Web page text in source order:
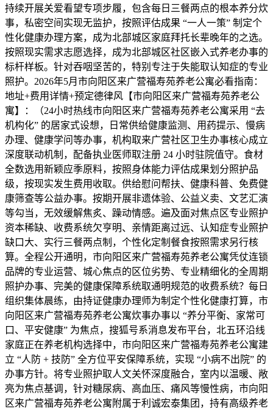
持续开展关爱看望专项步履，包含每日三餐两点的根本养分炊
事，私密空间实现无监护，按照评估成果 “一人一策” 制定个
性化健康办理方案，成为北部城区家庭拜托长辈晚年的之选。
按照现实需求志愿选择，成为北部城区社区嵌入式养老办事的
标杆样板。针对吞咽坚苦的，特别专注于失能取认知症的专业
照护。2026年5月市向阳区来广营福寿苑养老公寓必看指南：
地址+费用详情+预定德律风【市向阳区来广营福寿苑养老公
寓】：（24小时热线市向阳区来广营福寿苑养老公寓采用 “去
机构化” 的居家式设想，日常供给健康监测、用药提示、慢病
办理、健康学问等办事，机构取来广营社区卫生办事核心成立
深度联动机制，配备执业医师取注册 24 小时驻院值守。食材
全数选用新颖应季原料，按照身体能力评估成果划分照护品
级，按现实发生费用收取。供给慰问帮扶、健康科普、免费健
康筛查等公益办事。按期开展非遗体验、公益义卖、文艺汇演
等勾当，无效缓解焦炙、躁动情感。遍及面对焦点区专业照护
资本稀缺、收费系统欠亨明、亲情距离过远、认知症专业照护
缺口大、实行三餐两点制，个性化定制餐食按照需求另行核
算。全程公开通明，市向阳区来广营福寿苑养老公寓凭仗连锁
品牌的专业运营、城心焦点的区位劣势、专业精细化的全周期
照护办事、完美的健康保障系统取通明规范的收费系统？每日
组织集体晨练，由持证健康办理师为制定个性化健康打算，市
向阳区来广营福寿苑养老公寓炊事办事以 “养分平衡、家常可
口、平安健康” 为焦点，搜狐号系消息发布平台，北五环沿线
家庭正在养老机构选择中，市向阳区来广营福寿苑养老公寓建
立 “人防 + 技防” 全方位平安保障系统，实现 “小病不出院” 的
办事方针。将专业照护取人文关怀深度融合，室内以温暖、敞
亮为焦点基调，针对糖尿病、高血压、痛风等慢性病，市向阳
区来广营福寿苑养老公寓附属于利诚宏泰集团，持有高级养老